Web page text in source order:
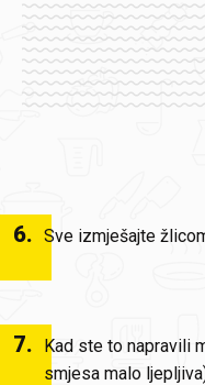
6. Sve izmješajte
7.
Kad ste to napravili
smjesa malo